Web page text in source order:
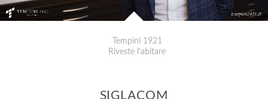
Tempini 1921
Riveste l'abitare
SIGLACOM